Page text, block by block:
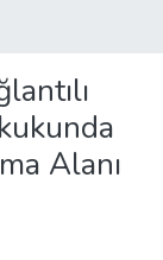
Alanı